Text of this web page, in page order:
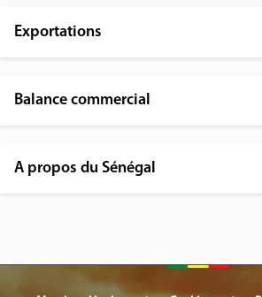
Exportations
Balance commercial
A propos du Sénégal